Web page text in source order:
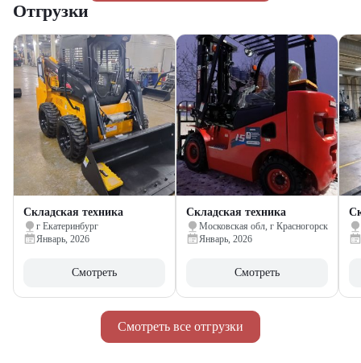
Смотреть все отгрузки
Отгрузки
Складская техника
г Екатеринбург
Январь, 2026
Смотреть
Складская техника
Московская обл, г Красногорск
Январь, 2026
Смотреть